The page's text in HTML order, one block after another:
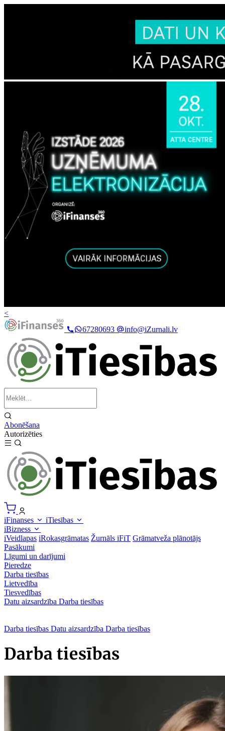
<
67280693
info@iZurnali.lv
Abonēšana
Autorizēties
iFinanses
iTiesības
iBizness
iVeidlapas iRokasgrāmatas Žurnāls iFiT Grāmatveža plānotājs
Pasākumi
Līgumi un darījumi
Pieredze
Darba tiesības
Lietvedība
Tiesvedības
Datu aizsardzība Darba tiesības
Darba tiesības Datu aizsardzība Darba tiesības
Darba tiesības